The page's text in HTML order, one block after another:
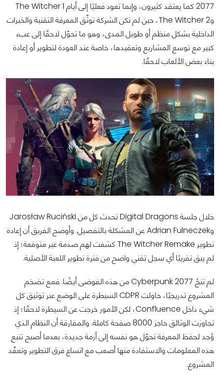
2077 كما يعتقد كثيرون، وإنما تعود فعليًا إلى أيام The Witcher 1
وThe Witcher 2، حين لم تكن الشركة توثّق المعرفة التقنية والخبرات
الداخلية بشكل منظم أو طويل المدى، وهو ما تحوّل لاحقًا إلى عبء
كبير مع توسع المشاريع وتعقيدها، خاصة عند العودة لتطوير أو إعادة
بناء بعض الألعاب لاحقًا.
خلال جلسة Digital Dragons تحدث كل من Jarosław Ruciński
وAdrian Fulneczek عن المشكلة بالتفصيل. وأوضح الفريق أن إعادة
تطوير The Witcher Remake كشفت لهم صدمة غير متوقعة؛ إذ
لم يبق تقريبًا أي سجل تقني واضح من فترة تطوير اللعبة الأصلية.
لم تنجُ Cyberpunk 2077 من هذه الفوضى أيضًا. فمع تضخم
المشروع تدريجيًا، حاولت CDPR السيطرة على الوضع عبر توثيق كل
شيء داخل Confluence، لكن الأمور خرجت عن السيطرة لاحقًا؛ إذ
تجاوزت الوثائق حاجز 8000 صفحة كاملة. والمفارقة أن النظام الذي
وُجد لحفظ المعرفة تحوّل هو نفسه إلى أزمة جديدة، بعدما أصبح تتبع
هذه المعلومات والاستفادة منها أصعب مع اتساع فرق التطوير وتعقّد
المشروع.